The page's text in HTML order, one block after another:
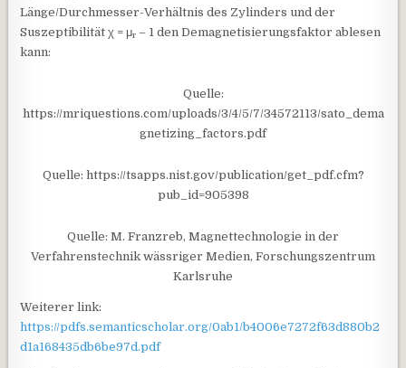
Länge/Durchmesser-Verhältnis des Zylinders und der
Suszeptibilität χ = μr – 1 den Demagnetisierungsfaktor ablesen
kann:
Quelle:
https://mriquestions.com/uploads/3/4/5/7/34572113/sato_dema
gnetizing_factors.pdf
Quelle: https://tsapps.nist.gov/publication/get_pdf.cfm?
pub_id=905398
Quelle: M. Franzreb, Magnettechnologie in der
Verfahrenstechnik wässriger Medien, Forschungszentrum
Karlsruhe
Weiterer link:
https://pdfs.semanticscholar.org/0ab1/b4006e7272f63d880b2
d1a168435db6be97d.pdf